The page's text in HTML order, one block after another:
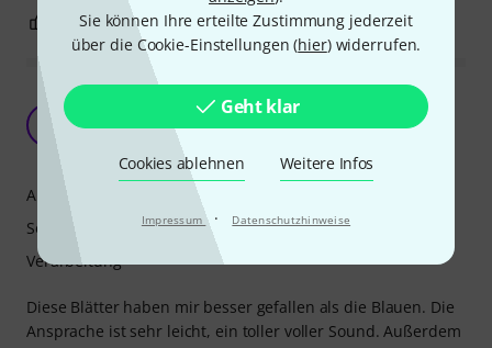
Sie können Ihre erteilte Zustimmung jederzeit
über die Cookie-Einstellungen (hier) widerrufen.
Geht klar
Cookies ablehnen Weitere Infos
Impressum · Datenschutzhinweise
0 BEWERTUNG MELDEN
Sehr gute Alternative zu den blauen Classic von
Vandoren
Anonym 21.12.2016
Diese Blätter haben mir besser gefallen als die Blauen. Die
Ansprache ist sehr leicht, ein toller voller Sound. Außerdem
Ansprache
Sound
Verarbeitung